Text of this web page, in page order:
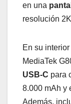
en una
resolución
En su
MediaTek
USB-C para
8.000 mAh y
Además,